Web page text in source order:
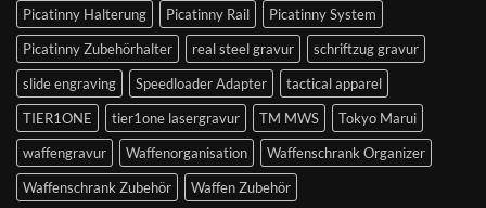
Picatinny Halterung
Picatinny Rail
Picatinny System
Picatinny Zubehörhalter
real steel gravur
schriftzug gravur
slide engraving
Speedloader Adapter
tactical apparel
TIER1ONE
tier1one lasergravur TM MWS
Tokyo Marui
waffengravur
Waffenorganisation
Waffenschrank Organizer
Waffenschrank Zubehör
Waffen Zubehör